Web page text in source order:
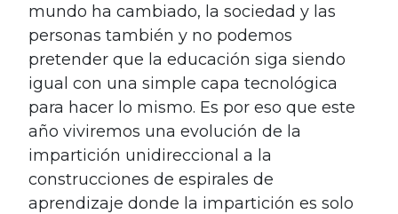
mundo ha cambiado, la sociedad y las
personas también y no podemos
pretender que la educación siga siendo
igual con una simple capa tecnológica
para hacer lo mismo. Es por eso que este
año viviremos una evolución de la
impartición unidireccional a la
construcciones de espirales de
aprendizaje donde la impartición es solo